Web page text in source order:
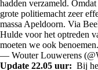
hadden verzameld.
grote politiemacht zeer
massa Apeldoorn. Via
Hulde voor het optreden
moeten we ook benoemen.
— Wouter Louwerens
Update 22.05 uur: Bij